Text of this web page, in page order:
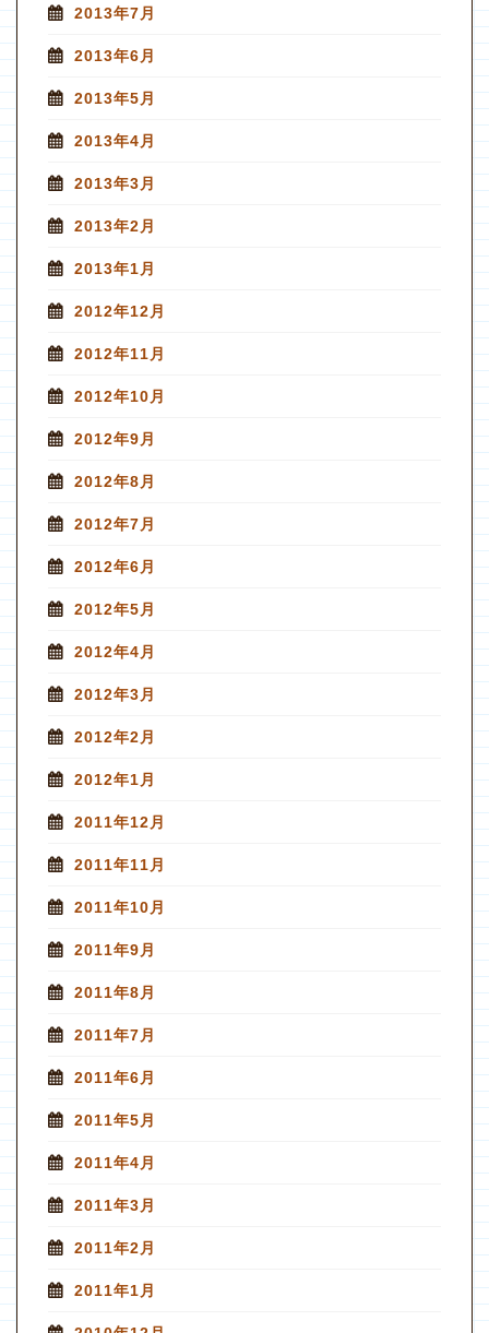
2013年7月
2013年6月
2013年5月
2013年4月
2013年3月
2013年2月
2013年1月
2012年12月
2012年11月
2012年10月
2012年9月
2012年8月
2012年7月
2012年6月
2012年5月
2012年4月
2012年3月
2012年2月
2012年1月
2011年12月
2011年11月
2011年10月
2011年9月
2011年8月
2011年7月
2011年6月
2011年5月
2011年4月
2011年3月
2011年2月
2011年1月